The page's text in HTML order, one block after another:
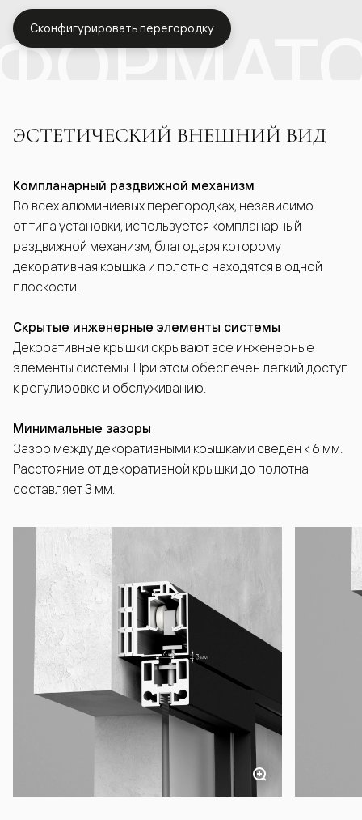
Сконфигурировать перегородку
ЭСТЕТИЧЕСКИЙ ВНЕШНИЙ ВИД
Компланарный раздвижной механизм
Во всех алюминиевых перегородках, независимо
от типа установки, используется компланарный
раздвижной механизм, благодаря которому
декоративная крышка и полотно находятся в одной
плоскости.
Скрытые инженерные элементы системы
Декоративные крышки скрывают все инженерные
элементы системы. При этом обеспечен лёгкий доступ
к регулировке и обслуживанию.
Минимальные зазоры
Зазор между декоративными крышками сведён к 6 мм.
Расстояние от декоративной крышки до полотна
составляет 3 мм.